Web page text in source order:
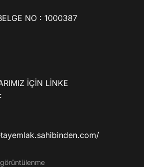
NO : 1000387
İÇİN LİNKE
görüntülenme